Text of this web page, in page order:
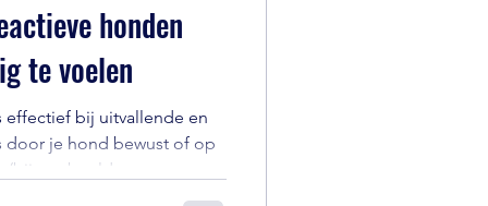
honden
te voelen
effectief bij uitvallende en
(bijvoorbeeld met